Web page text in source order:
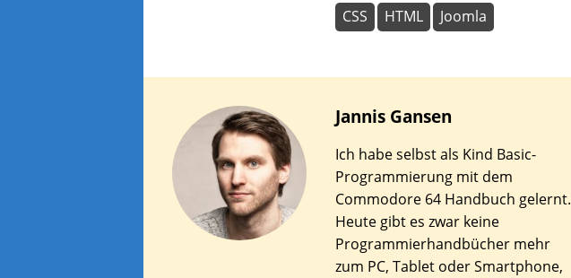
CSS HTML Joomla
Jannis Gansen
Ich habe selbst als Kind Basic-
Programmierung mit dem
Commodore 64 Handbuch gelernt.
Heute gibt es zwar keine
Programmierhandbücher mehr
zum PC, Tablet oder Smartphone,